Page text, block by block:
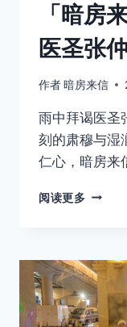
「暗房
医圣张
作者暗房来信
雨中拜谒医圣
刻的肃穆与湿
仁心，暗房来
阅读更多 「暗
013」
雨
中
拜